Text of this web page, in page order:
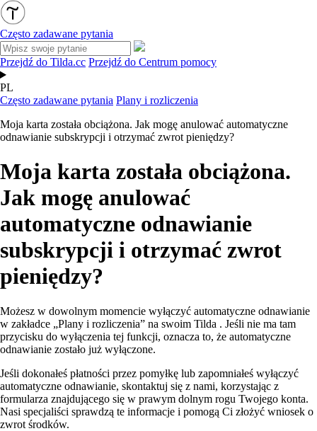
Często zadawane pytania
Przejdź do Tilda.cc Przejdź do Centrum pomocy
PL
Często zadawane pytania Plany i rozliczenia
Moja karta została obciążona. Jak mogę anulować automatyczne
odnawianie subskrypcji i otrzymać zwrot pieniędzy?
Moja karta została obciążona.
Jak mogę anulować
automatyczne odnawianie
subskrypcji i otrzymać zwrot
pieniędzy?
Możesz w dowolnym momencie wyłączyć automatyczne odnawianie
w zakładce „Plany i rozliczenia” na swoim Tilda . Jeśli nie ma tam
przycisku do wyłączenia tej funkcji, oznacza to, że automatyczne
odnawianie zostało już wyłączone.
Jeśli dokonałeś płatności przez pomyłkę lub zapomniałeś wyłączyć
automatyczne odnawianie, skontaktuj się z nami, korzystając z
formularza znajdującego się w prawym dolnym rogu Twojego konta.
Nasi specjaliści sprawdzą te informacje i pomogą Ci złożyć wniosek o
zwrot środków.